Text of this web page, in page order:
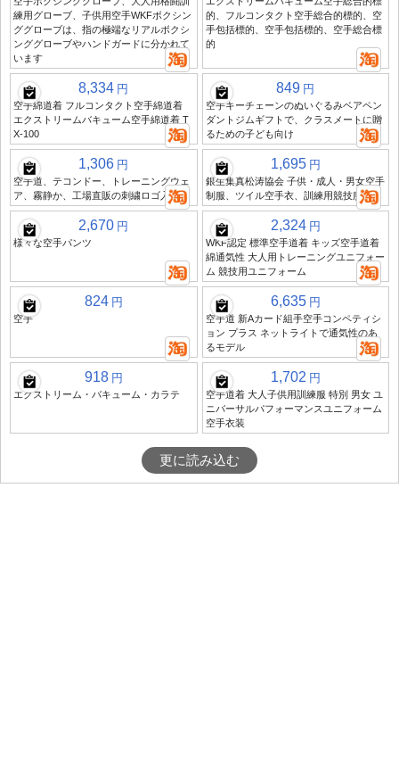
練用グローブ、子供用空手WKFボクシン
ググローブは、指の極端なリアルボクシ
ンググローブやハンドガードに分かれて
います
的、フルコンタクト空手総合的標的、空
手包括標的、空手包括標的、空手総合標
的
8,334 円
空手綿道着 フルコンタクト空手綿道着
エクストリームバキューム空手綿道着 T
X-100
849 円
空手キーチェーンのぬいぐるみベアペン
ダントジムギフトで、クラスメートに贈
るための子ども向け
1,306 円
空手道、テコンドー、トレーニングウェ
ア、霧静か、工場直販の刺繍ロゴ入りギ
1,695 円
銀生集真松涛協会 子供・成人・男女空手
制服、ツイル空手衣、訓練用競技服
2,670 円
様々な空手パンツ
2,324 円
WKF認定 標準空手道着 キッズ空手道着
綿通気性 大人用トレーニングユニフォー
ム 競技用ユニフォーム
824 円
空手
6,635 円
空手道 新Aカード組手空手コンペティシ
ョン プラス ネットライトで通気性のあ
るモデル
918 円
エクストリーム・バキューム・カラテ
1,702 円
空手道着 大人子供用訓練服 特別 男女 ユ
ニバーサルパフォーマンスユニフォーム
空手衣装
更に読み込む